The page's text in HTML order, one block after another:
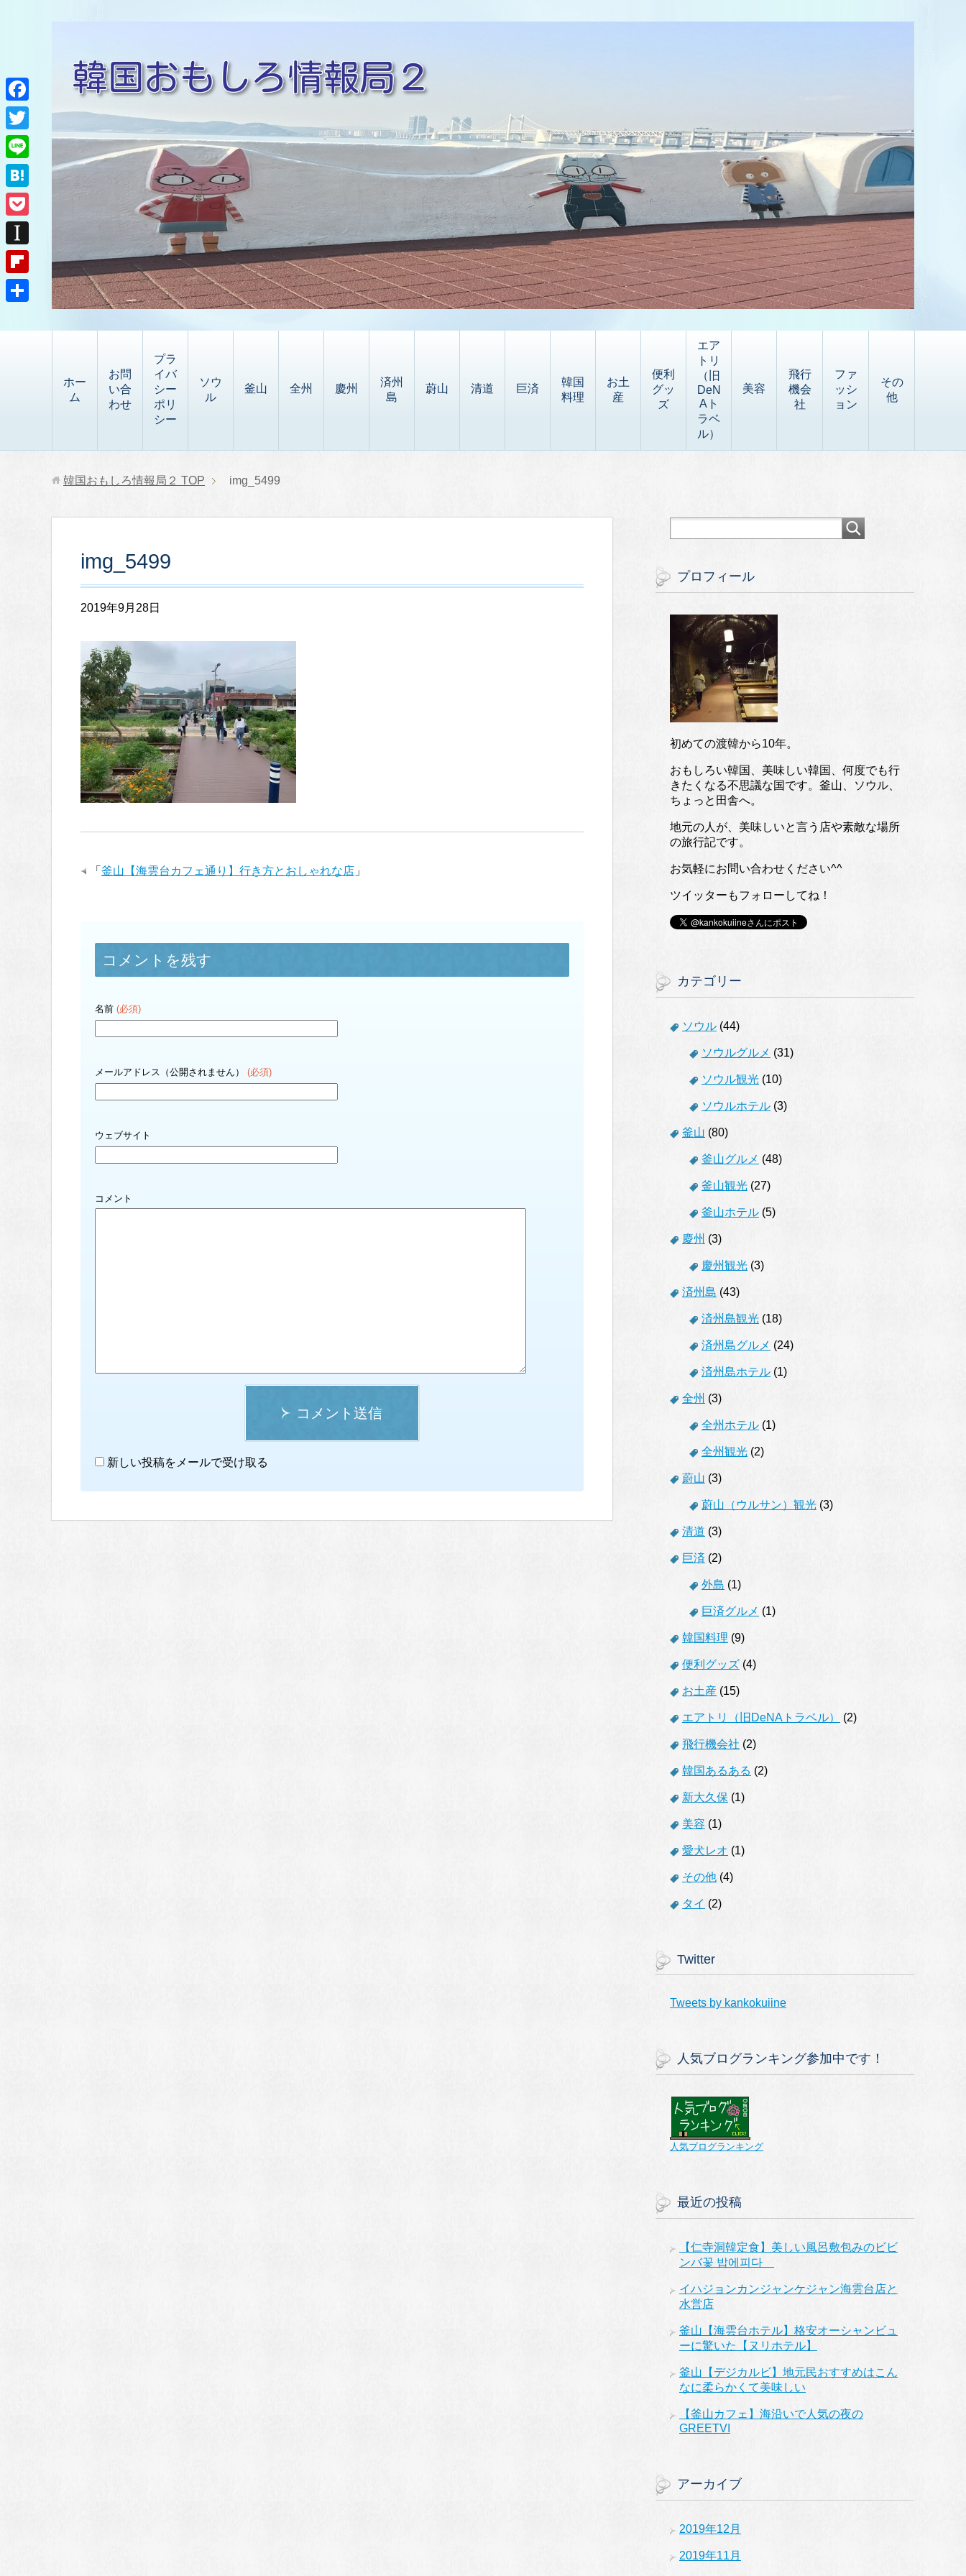
ホー
ム
お問
い合
わせ
プラ
イバ
シー
ポリ
シー
ソウ
ル
釜山 全州 慶州
済州
島
蔚山 清道 巨済
韓国
料理
お土
産
便利
グッ
ズ
エア
トリ
（旧
DeN
Aト
ラベ
ル）
美容
飛行
機会
社
ファ
ッシ
ョン
その
他
韓国おもしろ情報局２ TOP img_5499
img_5499
2019年9月28日
「 釜山【海雲台カフェ通り】行き方とおしゃれな店 」
コメントを残す
名前 (必須)
メールアドレス（公開されません） (必須)
ウェブサイト
コメント
コメント送信
新しい投稿をメールで受け取る
プロフィール
初めての渡韓から10年。
おもしろい韓国、美味しい韓国、何度でも行
きたくなる不思議な国です。釜山、ソウル、
ちょっと田舎へ。
地元の人が、美味しいと言う店や素敵な場所
の旅行記です。
お気軽にお問い合わせください^^
ツイッターもフォローしてね！
カテゴリー
ソウル (44)
ソウルグルメ (31)
ソウル観光 (10)
ソウルホテル (3)
釜山 (80)
釜山グルメ (48)
釜山観光 (27)
釜山ホテル (5)
慶州 (3)
慶州観光 (3)
済州島 (43)
済州島観光 (18)
済州島グルメ (24)
済州島ホテル (1)
全州 (3)
全州ホテル (1)
全州観光 (2)
蔚山 (3)
蔚山（ウルサン）観光 (3)
清道 (3)
巨済 (2)
外島 (1)
巨済グルメ (1)
韓国料理 (9)
便利グッズ (4)
お土産 (15)
エアトリ（旧DeNAトラベル） (2)
飛行機会社 (2)
韓国あるある (2)
新大久保 (1)
美容 (1)
愛犬レオ (1)
その他 (4)
タイ (2)
Twitter
Tweets by kankokuiine
人気ブログランキング参加中です！
人気ブログランキング
最近の投稿
【仁寺洞韓定食】美しい風呂敷包みのビビ
ンバ꽃 밥에피다
イハジョンカンジャンケジャン海雲台店と
水営店
釜山【海雲台ホテル】格安オーシャンビュ
ーに驚いた【ヌリホテル】
釜山【デジカルビ】地元民おすすめはこん
なに柔らかくて美味しい
【釜山カフェ】海沿いで人気の夜の
GREETVI
アーカイブ
2019年12月
2019年11月
F
a
c
e
b
o
o
k
T
w
i
e
r
L
i
n
H
a
t
e
n
P
o
c
k
I
n
s
F
i